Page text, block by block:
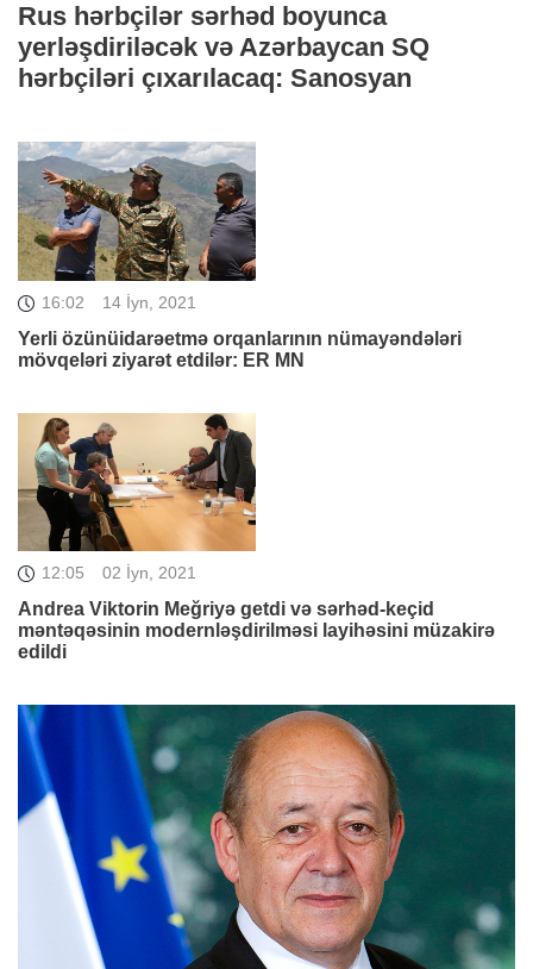
Rus hərbçilər sərhəd boyunca
yerləşdiriləcək və Azərbaycan SQ
hərbçiləri çıxarılacaq: Sanosyan
16:02 14 İyn, 2021
Yerli özünüidarəetmə orqanlarının nümayəndələri
mövqeləri ziyarət etdilər: ER MN
12:05 02 İyn, 2021
Andrea Viktorin Meğriyə getdi və sərhəd-keçid
məntəqəsinin modernləşdirilməsi layihəsini müzakirə
edildi